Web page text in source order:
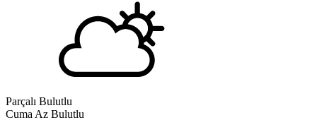
Parçalı Bulutlu
Cuma Az Bulutlu